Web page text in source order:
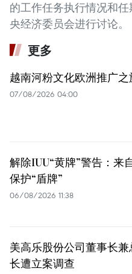
的工作任务执行情况和
央经济委员会进行讨论。
更多
越南河粉文化欧洲推广
07/08/2026 04:00
解除IUU“黄牌”警告：来
保护“盾牌”
06/08/2026 11:38
美高乐股份公司董事长
长遭立案调查